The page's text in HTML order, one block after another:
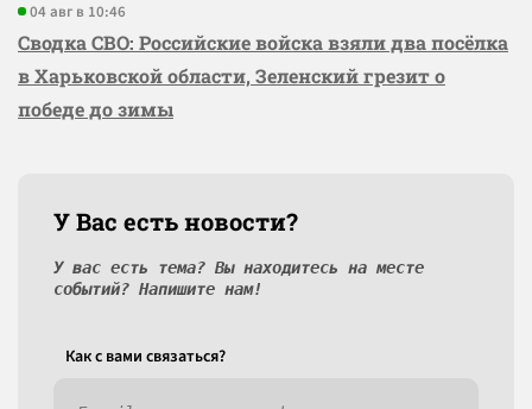
04 авг в 10:46
Сводка СВО: Российские войска взяли два посёлка
в Харьковской области, Зеленский грезит о
победе до зимы
У Вас есть новости?
У вас есть тема? Вы находитесь на месте
событий? Напишите нам!
Как c вами связаться?